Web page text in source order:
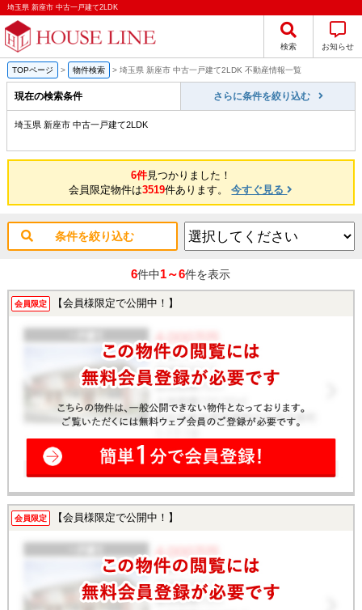
埼玉県 新座市 中古一戸建て2LDK
検索 お知らせ
TOPページ > 物件検索 > 埼玉県 新座市 中古一戸建て2LDK 不動産情報一覧
現在の検索条件 さらに条件を絞り込む
埼玉県 新座市 中古一戸建て2LDK
6件見つかりました！
会員限定物件は3519件あります。今すぐ見る
条件を絞り込む
6件中1～6件を表示
会員限定 【会員様限定で公開中！】
会員限定 【会員様限定で公開中！】